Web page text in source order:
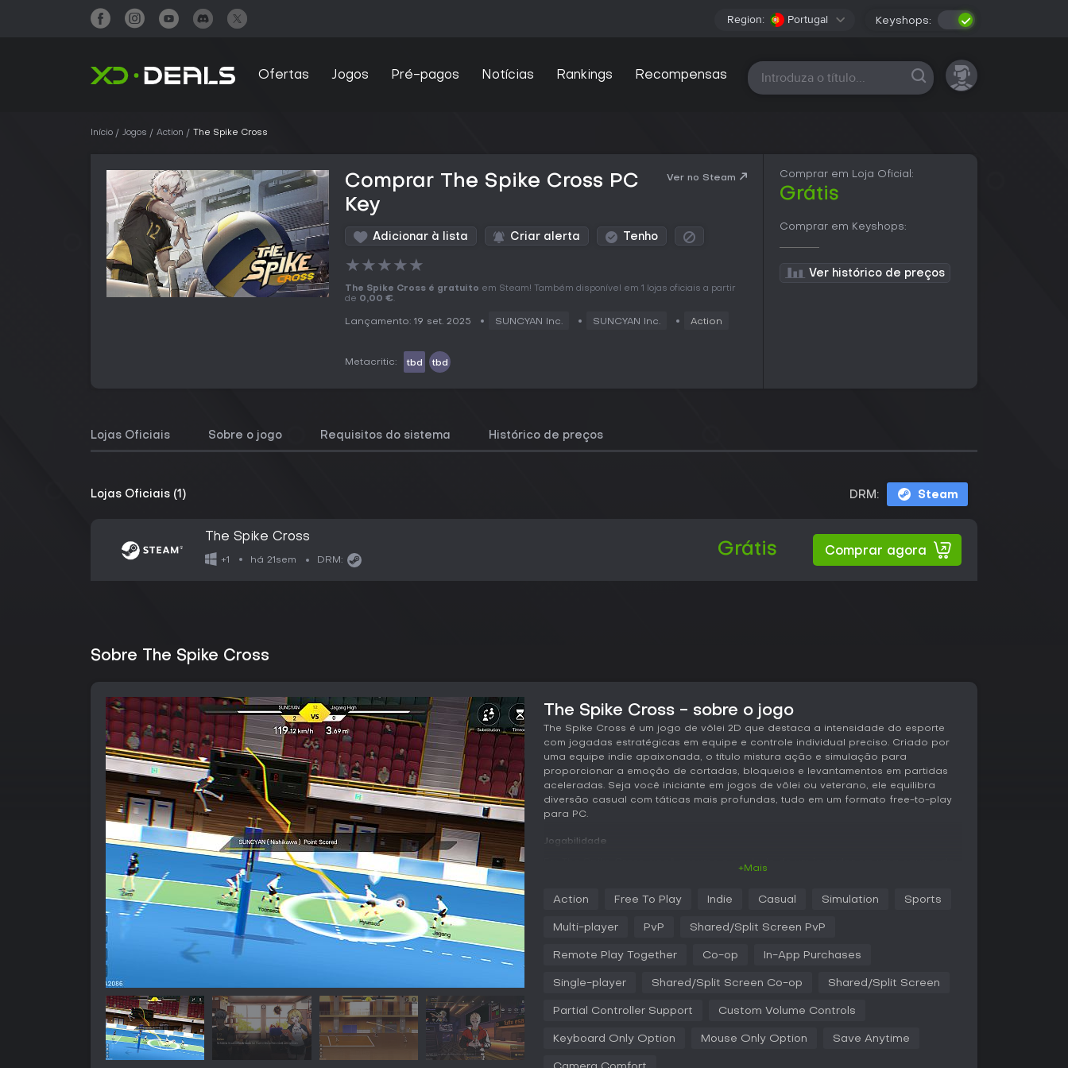
Region: Portugal Keyshops:
Ofertas Jogos Pré-pagos Notícias Rankings Recompensas Todas as plataformas
Início Jogos Action The Spike Cross
Comprar The Spike Cross PC
Key
Ver no Steam
Adicionar à lista Criar alerta Tenho
★★★★★
The Spike Cross é gratuito em Steam! Também disponível em 1 lojas oficiais a partir
de 0,00 €.
Lançamento: 19 set. 2025 SUNCYAN Inc. SUNCYAN Inc. Action
Metacritic: tbd tbd
Comprar em Loja Oficial:
Grátis
Comprar em Keyshops:
Ver histórico de preços
Lojas Oficiais Sobre o jogo Requisitos do sistema Histórico de preços
Lojas Oficiais (1) DRM: Steam
The Spike Cross
+1 há 21sem DRM:
Grátis Comprar agora
Sobre The Spike Cross
The Spike Cross - sobre o jogo
The Spike Cross é um jogo de vôlei 2D que destaca a intensidade do esporte
com jogadas estratégicas em equipe e controle individual preciso. Criado por
uma equipe indie apaixonada, o título mistura ação e simulação para
proporcionar a emoção de cortadas, bloqueios e levantamentos em partidas
aceleradas. Seja você iniciante em jogos de vôlei ou veterano, ele equilibra
diversão casual com táticas mais profundas, tudo em um formato free-to-play
para PC.
Jogabilidade
executar ataques como quicks, pipes e strikes abertos para superar os rivais. A
podem mudar o rumo de um rally. Você evolui as habilidades do personagem
potência ou precisão, enquanto coordena a equipe para marcar pontos e
vencer sets.
início ao fim, tornando cada partida pessoal e eletrizante. Atualizações recentes
aprimoraram os controles para maior fluidez, corrigindo feedbacks iniciais
sobre mecânicas como a troca de jogadores, que alguns achavam restritiva em
certas estratégias.
+Mais
Action Free To Play Indie Casual Simulation Sports
Multi-player PvP Shared/Split Screen PvP
Remote Play Together Co-op In-App Purchases
Single-player Shared/Split Screen Co-op Shared/Split Screen
Partial Controller Support Custom Volume Controls
Keyboard Only Option Mouse Only Option Save Anytime